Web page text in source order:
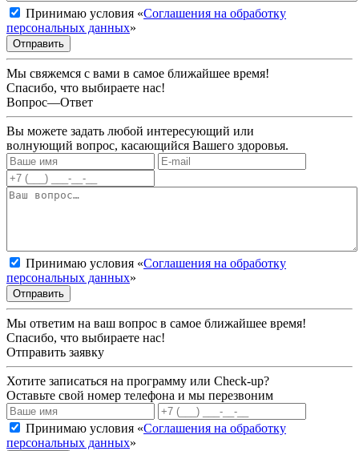
Принимаю условия «Соглашения на обработку
персональных данных»
Отправить
Мы свяжемся с вами в самое ближайшее время!
Спасибо, что выбираете нас!
Вопрос—Ответ
Вы можете задать любой интересующий или
волнующий вопрос, касающийся Вашего здоровья.
Принимаю условия «Соглашения на обработку
персональных данных»
Отправить
Мы ответим на ваш вопрос в самое ближайшее время!
Спасибо, что выбираете нас!
Отправить заявку
Хотите записаться на программу или Check-up?
Оставьте свой номер телефона и мы перезвоним
Принимаю условия «Соглашения на обработку
персональных данных»